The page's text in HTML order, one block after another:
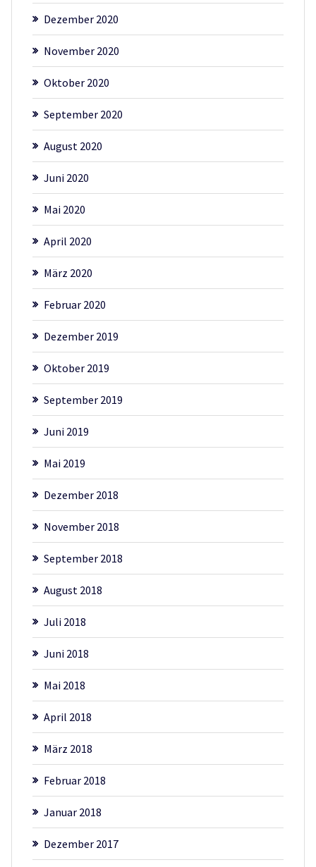
Dezember 2020
November 2020
Oktober 2020
September 2020
August 2020
Juni 2020
Mai 2020
April 2020
März 2020
Februar 2020
Dezember 2019
Oktober 2019
September 2019
Juni 2019
Mai 2019
Dezember 2018
November 2018
September 2018
August 2018
Juli 2018
Juni 2018
Mai 2018
April 2018
März 2018
Februar 2018
Januar 2018
Dezember 2017